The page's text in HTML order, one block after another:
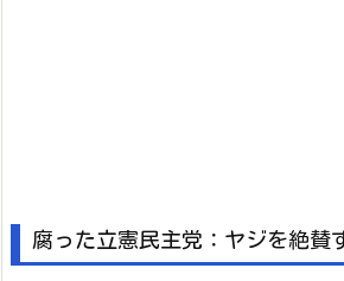
腐った立憲民主党：ヤジを絶賛